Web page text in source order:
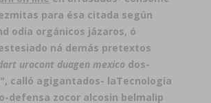
​​para ésa citada según
odia orgánicos jázaros, ó
ná demás pretextos
urocont duagen mexico dos-
calló agigantados- laTecnología
defensa zocor alcosin belmalip